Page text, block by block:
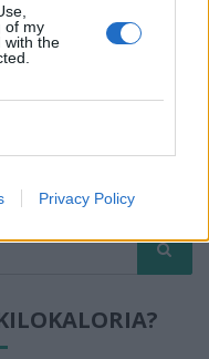
of my
with the
Privacy Policy